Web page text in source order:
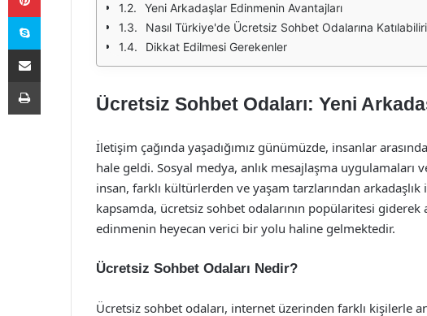
Yeni Arkadaşlar Edinmenin Avantajları
Nasıl Türkiye'de Ücretsiz Sohbet Odalarına
Dikkat Edilmesi Gerekenler
Ücretsiz Sohbet Odaları: Yeni
İletişim çağında yaşadığımız günümüzde, insanlar
hale geldi. Sosyal medya, anlık mesajlaşma
insan, farklı kültürlerden ve yaşam tarzlarından
kapsamda, ücretsiz sohbet odalarının popülaritesi
edinmenin heyecan verici bir yolu haline gelmektedir.
Ücretsiz Sohbet Odaları Nedir?
Ücretsiz sohbet odaları, internet üzerinden farklı kişilerle
Skype
E-Posta ile paylaş